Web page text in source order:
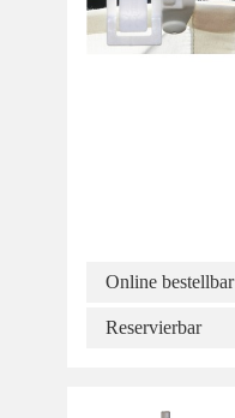
Online bestellbar
Reservierbar